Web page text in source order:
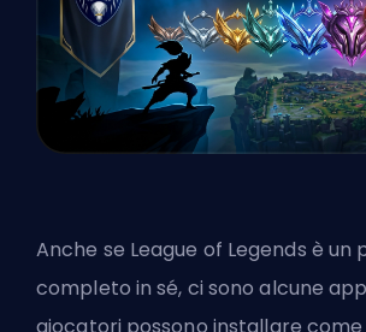
Anche se League of Legends è
completo in sé, ci sono alcune
giocatori possono installare